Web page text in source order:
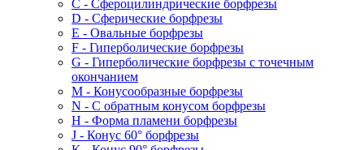
C - Сфероцилиндрические борфрезы
D - Сферические борфрезы
E - Овальные борфрезы
F - Гиперболические борфрезы
G - Гиперболические борфрезы с точечным
окончанием
M - Конусообразные борфрезы
N - С обратным конусом борфрезы
H - Форма пламени борфрезы
J - Конус 60° борфрезы